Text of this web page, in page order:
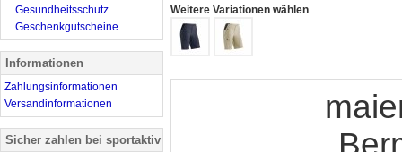
Weitere Variationen wählen
Gesundheitsschutz
Geschenkgutscheine
Informationen
Zahlungsinformationen
Versandinformationen
Sicher zahlen bei sportaktiv